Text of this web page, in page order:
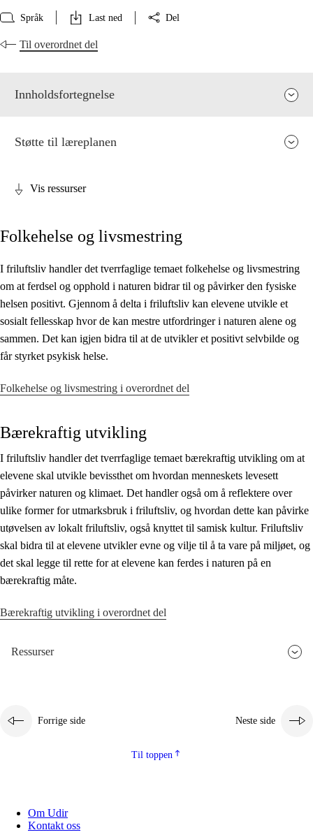
Språk Last ned Del
Til overordnet del
Innholdsfortegnelse
Kjerneelementer
Tverrfaglige temaer
Grunnleggende ferdigheter
Støtte til læreplanen
Vis ressurser
Folkehelse og livsmestring
I friluftsliv handler det tverrfaglige temaet folkehelse og livsmestring
om at ferdsel og opphold i naturen bidrar til og påvirker den fysiske
helsen positivt. Gjennom å delta i friluftsliv kan elevene utvikle et
sosialt fellesskap hvor de kan mestre utfordringer i naturen alene og
sammen. Det kan igjen bidra til at de utvikler et positivt selvbilde og
får styrket psykisk helse.
Folkehelse og livsmestring i overordnet del
Bærekraftig utvikling
I friluftsliv handler det tverrfaglige temaet bærekraftig utvikling om at
elevene skal utvikle bevissthet om hvordan menneskets levesett
påvirker naturen og klimaet. Det handler også om å reflektere over
ulike former for utmarksbruk i friluftsliv, og hvordan dette kan påvirke
utøvelsen av lokalt friluftsliv, også knyttet til samisk kultur. Friluftsliv
skal bidra til at elevene utvikler evne og vilje til å ta vare på miljøet, og
det skal legge til rette for at elevene kan ferdes i naturen på en
bærekraftig måte.
Bærekraftig utvikling i overordnet del
Ressurser
Forrige side Neste side
Til toppen
Om Udir
Kontakt oss